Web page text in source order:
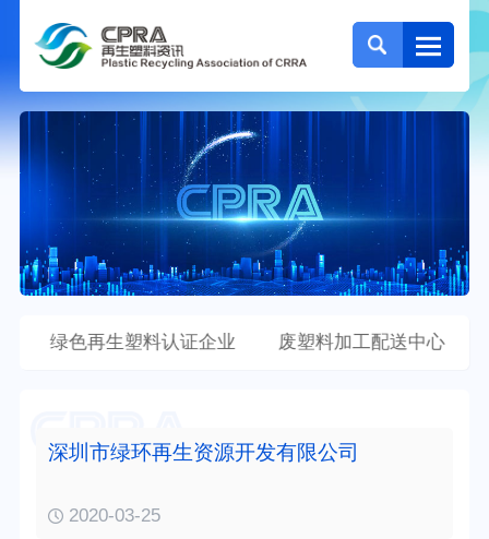
绿色再生塑料认证企业 废塑料加工配送中心
深圳市绿环再生资源开发有限公司
2020-03-25